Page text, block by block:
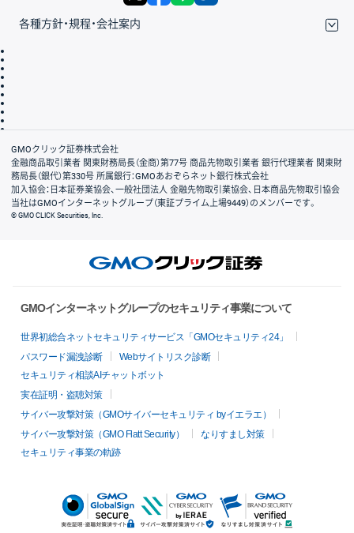
各種方針・規程・会社案内
会社案内
GMOクリック証券株式会社
金融商品取引業者 関東財務局長（金商）第77号 商品先物取引業者 銀行代理業者 関東財
務局長（銀代）第330号 所属銀行：GMOあおぞらネット銀行株式会社
加入協会：日本証券業協会、一般社団法人 金融先物取引業協会、日本商品先物取引協会
当社はGMOインターネットグループ（東証プライム上場9449）のメンバーです。
© GMO CLICK Securities, Inc.
GMOインターネットグループのセキュリティ事業について
世界初総合ネットセキュリティサービス「GMOセキュリティ24」
パスワード漏洩診断
Webサイトリスク診断
セキュリティ相談AIチャットボット
実在証明・盗聴対策
サイバー攻撃対策（GMOサイバーセキュリティ byイエラエ）
サイバー攻撃対策（GMO Flatt Security）
なりすまし対策
セキュリティ事業の軌跡